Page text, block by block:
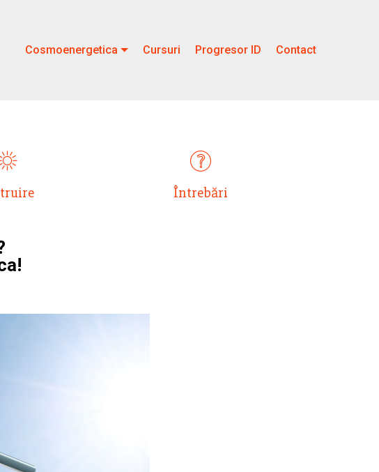
Cosmoenergetica Cursuri Progresor ID Contact
Întrebări